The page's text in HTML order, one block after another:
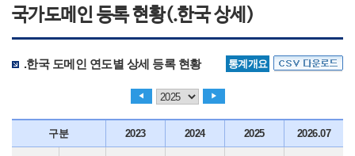
국가도메인 등록 현황(.한국 상세)
.한국 도메인 연도별 상세 등록 현황 통계개요
◀ ▶
구분 2023 2024 2025 2026.07